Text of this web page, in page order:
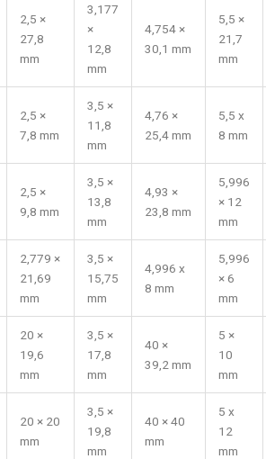
2,5 ×
27,8
mm
3,177
×
12,8
mm
4,754 ×
30,1 mm
5,5 ×
21,7
mm
2,5 ×
7,8 mm
3,5 ×
11,8
mm
4,76 ×
25,4 mm
5,5 x
8 mm
2,5 ×
9,8 mm
3,5 ×
13,8
mm
4,93 ×
23,8 mm
5,996
× 12
mm
2,779 ×
21,69
mm
3,5 ×
15,75
mm
4,996 x
8 mm
5,996
× 6
mm
20 ×
19,6
mm
3,5 ×
17,8
mm
40 ×
39,2 mm
5 ×
10
mm
20 × 20
mm
3,5 ×
19,8
mm
40 × 40
mm
5 x
12
mm